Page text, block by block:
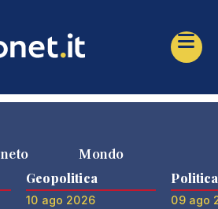
Mondo
Geopolitica
10 ago 2026
Politica
09 ago